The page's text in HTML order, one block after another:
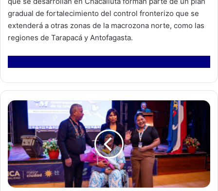
gradual de fortalecimiento del control fronterizo que se
extenderá a otras zonas de la macrozona norte, como las
regiones de Tarapacá y Antofagasta.
E
x
d
e
l
e
g
a
d